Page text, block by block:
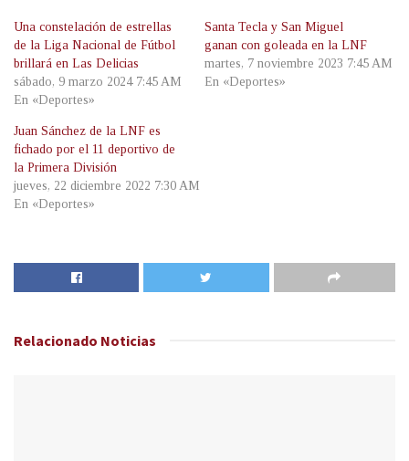
Una constelación de estrellas
de la Liga Nacional de Fútbol
brillará en Las Delicias
sábado, 9 marzo 2024 7:45 AM
En «Deportes»
Santa Tecla y San Miguel
ganan con goleada en la LNF
martes, 7 noviembre 2023 7:45 AM
En «Deportes»
Juan Sánchez de la LNF es
fichado por el 11 deportivo de
la Primera División
jueves, 22 diciembre 2022 7:30 AM
En «Deportes»
Relacionado Noticias